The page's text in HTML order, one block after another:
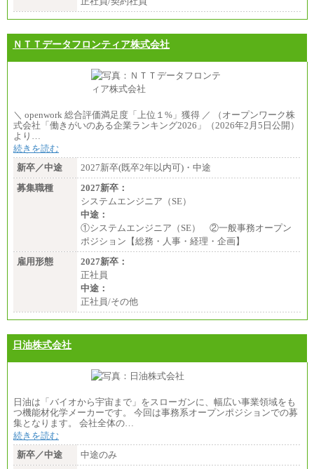
ＮＴＴデータフロンティア株式会社
＼ openwork 総合評価満足度「上位１%」獲得 ／ （オープンワーク株
式会社「働きがいのある企業ランキング2026」（2026年2月5日公開）
より…
続きを読む
新卒／中途
2027新卒(既卒2年以内可)・中途
募集職種
2027新卒：
システムエンジニア（SE）
中途：
①システムエンジニア（SE） ②一般事務オープン
ポジション【総務・人事・経理・企画】
雇用形態
2027新卒：
正社員
中途：
正社員/その他
日油株式会社
日油は「バイオから宇宙まで」をスローガンに、幅広い事業領域をも
つ機能材化学メーカーです。 今回は事務系オープンポジションでの募
集となります。 会社全体の…
続きを読む
新卒／中途
中途のみ